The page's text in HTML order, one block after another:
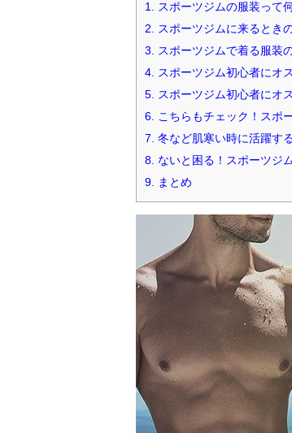
1. スポーツジムの服装って
2. スポーツジムに来るとき
3. スポーツジムで着る服装
4. スポーツジム初心者にオ
5. スポーツジム初心者にオ
6. こちらもチェック！スポ
7. 冬など肌寒い時に活躍す
8. ないと困る！スポーツジ
9. まとめ